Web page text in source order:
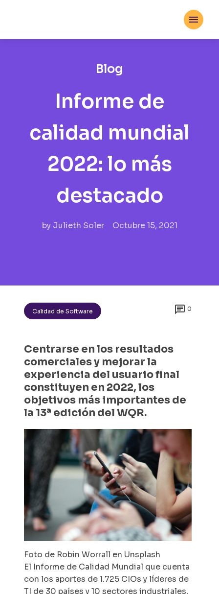

Blog
Informe de
calidad mundial
2022: lo más
destacado
by Julieth Soler Octubre 15, 2021
Calidad de Software  0
Centrarse en los resultados
comerciales y mejorar la
experiencia del usuario final
constituyen en 2022, los
objetivos más importantes de
la 13ª edición del WQR.
Foto de Robin Worrall en Unsplash
El Informe de Calidad Mundial que cuenta
con los aportes de 1.725 CIOs y líderes de
TI de 30 países y 10 sectores industriales,